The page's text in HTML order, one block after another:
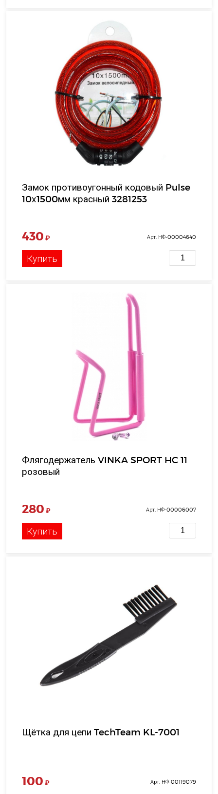
Замок противоугонный кодовый Pulse
10х1500мм красный 3281253
430 ₽ Арт. НФ-00004640
Купить
Флягодержатель VINKA SPORT HC 11
розовый
280 ₽ Арт. НФ-00006007
Купить
Щётка для цепи TechTeam KL-7001
100 ₽ Арт. НФ-00119079